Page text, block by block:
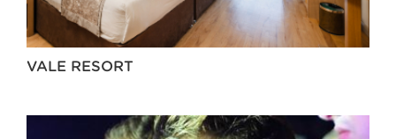
VALE RESORT